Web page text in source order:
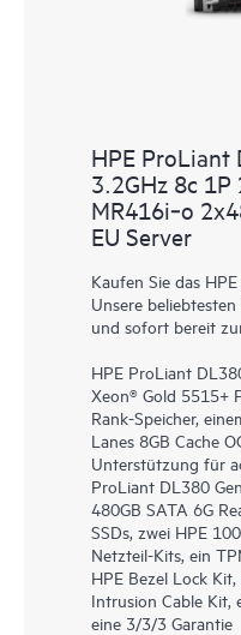
HPE ProLiant
3.2GHz 8c 1P
MR416i‑o
EU Server
Kaufen Sie das
Unsere
und sofort bereit
HPE ProLiant
Xeon® Gold 5515+
Rank-Speicher,
Lanes 8GB Cache
Unterstützung für
ProLiant DL380
480GB SATA 6G
SSDs, zwei HPE
Netzteil-Kits, ein
HPE Bezel Lock
Intrusion Cable Kit,
eine 3/3/3 Garantie